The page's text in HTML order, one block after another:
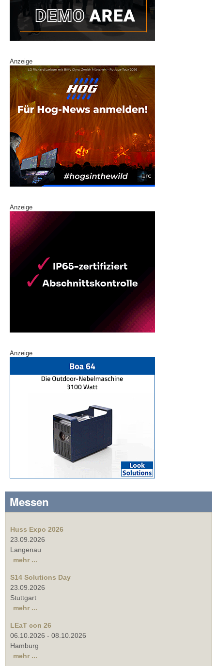
Anzeige
Anzeige
Anzeige
Messen
Huss Expo 2026
23.09.2026
Langenau
mehr ...
S14 Solutions Day
23.09.2026
Stuttgart
mehr ...
LEaT con 26
06.10.2026 - 08.10.2026
Hamburg
mehr ...